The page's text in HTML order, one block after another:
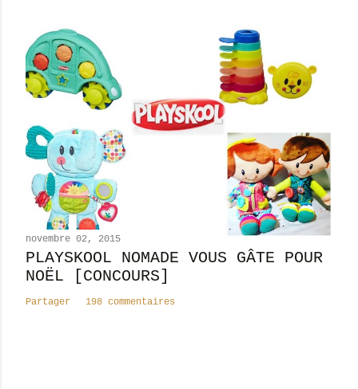
novembre 02, 2015
PLAYSKOOL NOMADE VOUS GÂTE POUR
NOËL [CONCOURS]
Partager 198 commentaires